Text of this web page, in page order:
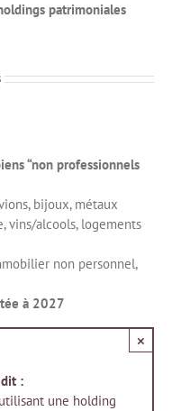
patrimoniales
“non professionnels
bijoux, métaux
vins/alcools, logements
non personnel,
à 2027
:
une holding
×